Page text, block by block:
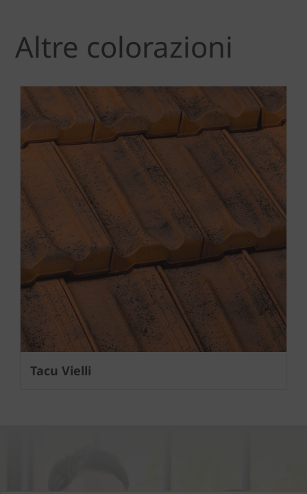
Altre colorazioni
Tacu Vielli